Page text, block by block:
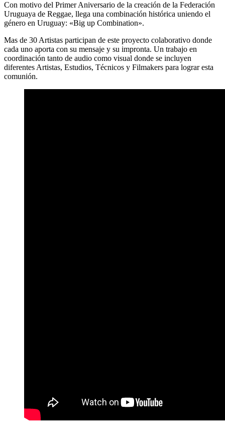
Con motivo del Primer Aniversario de la creación de la Federación
Uruguaya de Reggae, llega una combinación histórica uniendo el
género en Uruguay: «Big up Combination».
Mas de 30 Artistas participan de este proyecto colaborativo donde
cada uno aporta con su mensaje y su impronta. Un trabajo en
coordinación tanto de audio como visual donde se incluyen
diferentes Artistas, Estudios, Técnicos y Filmakers para lograr esta
comunión.